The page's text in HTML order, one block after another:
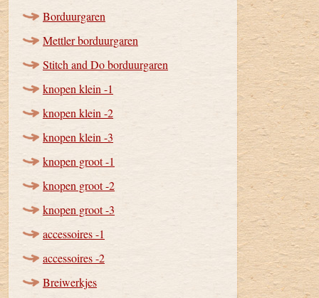
Borduurgaren
Mettler borduurgaren
Stitch and Do borduurgaren
knopen klein -1
knopen klein -2
knopen klein -3
knopen groot -1
knopen groot -2
knopen groot -3
accessoires -1
accessoires -2
Breiwerkjes